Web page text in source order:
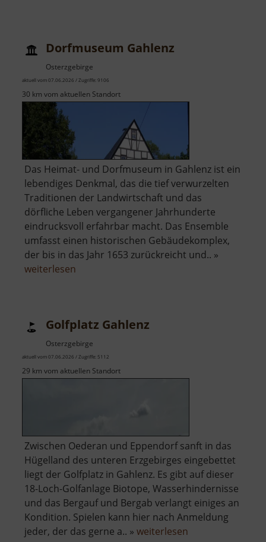
Dorfmuseum Gahlenz
Osterzgebirge
aktuell vom 07.06.2026 / Zugriffe: 9106
30 km vom aktuellen Standort
Das Heimat- und Dorfmuseum in Gahlenz ist ein
lebendiges Denkmal, das die tief verwurzelten
Traditionen der Landwirtschaft und das
dörfliche Leben vergangener Jahrhunderte
eindrucksvoll erfahrbar macht. Das Ensemble
umfasst einen historischen Gebäudekomplex,
der bis in das Jahr 1653 zurückreicht und.. »
weiterlesen
Golfplatz Gahlenz
Osterzgebirge
aktuell vom 07.06.2026 / Zugriffe: 5112
29 km vom aktuellen Standort
Zwischen Oederan und Eppendorf sanft in das
Hügelland des unteren Erzgebirges eingebettet
liegt der Golfplatz in Gahlenz. Es gibt auf dieser
18-Loch-Golfanlage Biotope, Wasserhindernisse
und das Bergauf und Bergab verlangt einiges an
Kondition. Spielen kann hier nach Anmeldung
jeder, der das gerne a.. » weiterlesen